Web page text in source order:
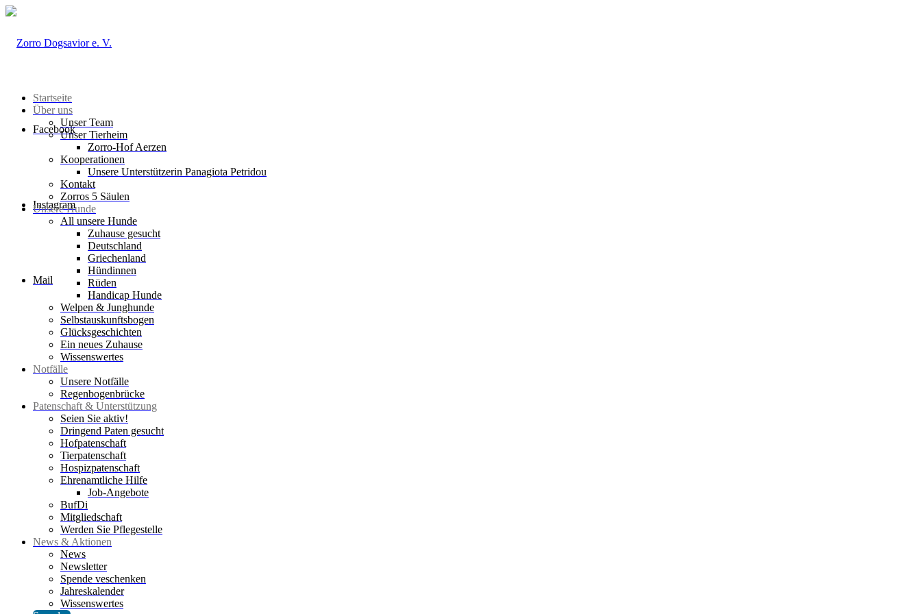
Facebook
Instagram
Mail
Startseite
Über uns
Unser Team
Unser Tierheim
Zorro-Hof Aerzen
Kooperationen
Unsere Unterstützerin Panagiota Petridou
Kontakt
Zorros 5 Säulen
Unsere Hunde
All unsere Hunde
Zuhause gesucht
Deutschland
Griechenland
Hündinnen
Rüden
Handicap Hunde
Welpen & Junghunde
Selbstauskunftsbogen
Glücksgeschichten
Ein neues Zuhause
Wissenswertes
Notfälle
Unsere Notfälle
Regenbogenbrücke
Patenschaft & Unterstützung
Seien Sie aktiv!
Dringend Paten gesucht
Hofpatenschaft
Tierpatenschaft
Hospizpatenschaft
Ehrenamtliche Hilfe
Job-Angebote
BufDi
Mitgliedschaft
Werden Sie Pflegestelle
News & Aktionen
News
Newsletter
Spende veschenken
Jahreskalender
Wissenswertes